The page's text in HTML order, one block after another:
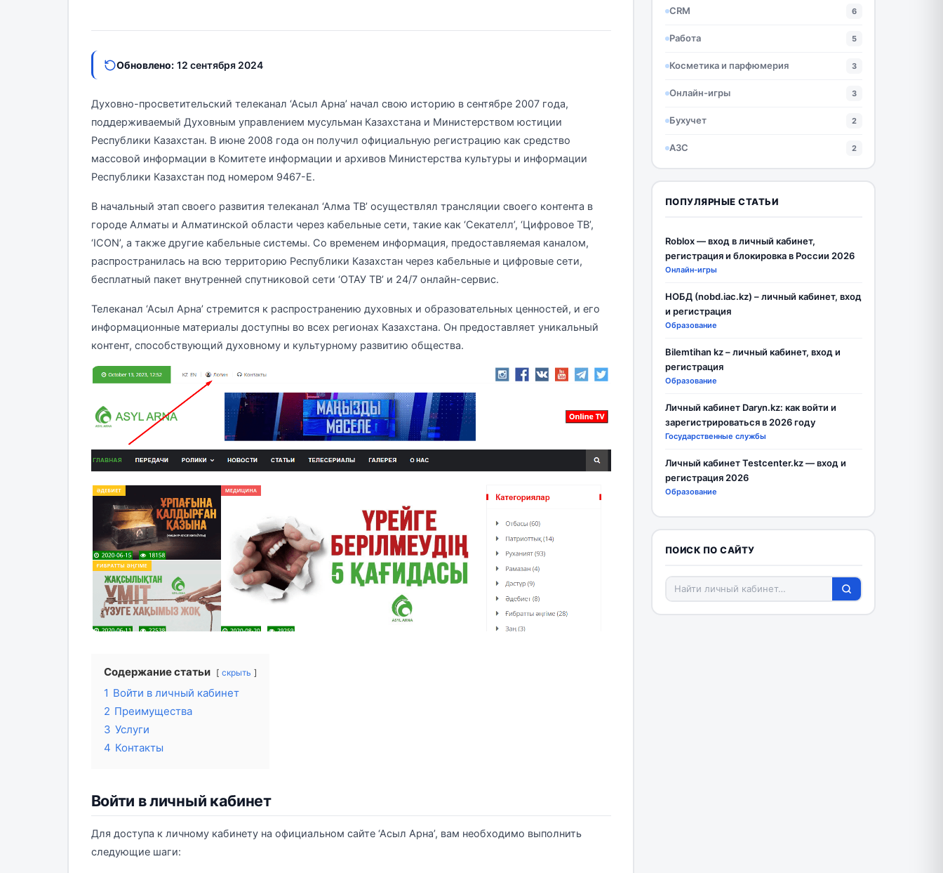
Обновлено: 12 сентября 2024
Духовно-просветительский телеканал ‘Асыл Арна’ начал свою историю в сентябре 2007 года,
поддерживаемый Духовным управлением мусульман Казахстана и Министерством юстиции
Республики Казахстан. В июне 2008 года он получил официальную регистрацию как средство
массовой информации в Комитете информации и архивов Министерства культуры и информации
Республики Казахстан под номером 9467-Е.
В начальный этап своего развития телеканал ‘Алма ТВ’ осуществлял трансляции своего контента в
городе Алматы и Алматинской области через кабельные сети, такие как ‘Секателл’, ‘Цифровое ТВ’,
‘ICON’, а также другие кабельные системы. Со временем информация, предоставляемая каналом,
распространилась на всю территорию Республики Казахстан через кабельные и цифровые сети,
бесплатный пакет внутренней спутниковой сети ‘ОТАУ ТВ’ и 24/7 онлайн-сервис.
Телеканал ‘Асыл Арна’ стремится к распространению духовных и образовательных ценностей, и его
информационные материалы доступны во всех регионах Казахстана. Он предоставляет уникальный
контент, способствующий духовному и культурному развитию общества.
Содержание статьи скрыть
1 Войти в личный кабинет
2 Преимущества
3 Услуги
4 Контакты
Войти в личный кабинет
Для доступа к личному кабинету на официальном сайте ‘Асыл Арна’, вам необходимо выполнить
следующие шаги:
CRM 6
Работа 5
Косметика и парфюмерия 3
Онлайн-игры 3
Бухучет 2
АЗС 2
ПОПУЛЯРНЫЕ СТАТЬИ
Roblox — вход в личный кабинет,
регистрация и блокировка в России 2026
Онлайн-игры
НОБД (nobd.iac.kz) – личный кабинет, вход
и регистрация
Образование
Bilemtihan kz – личный кабинет, вход и
регистрация
Образование
Личный кабинет Daryn.kz: как войти и
зарегистрироваться в 2026 году
Государственные службы
Личный кабинет Testcenter.kz — вход и
регистрация 2026
Образование
ПОИСК ПО САЙТУ